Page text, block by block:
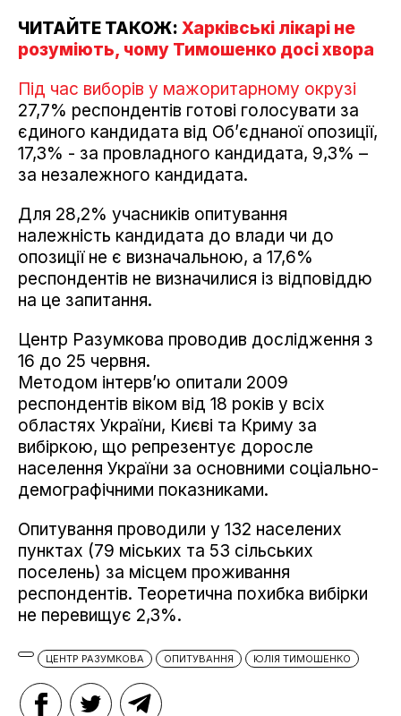
ЧИТАЙТЕ ТАКОЖ: Харківські лікарі не
розуміють, чому Тимошенко досі хвора
Під час виборів у мажоритарному окрузі
27,7% респондентів готові голосувати за
єдиного кандидата від Об’єднаної опозиції,
17,3% - за провладного кандидата, 9,3% –
за незалежного кандидата.
Для 28,2% учасників опитування
належність кандидата до влади чи до
опозиції не є визначальною, а 17,6%
респондентів не визначилися із відповіддю
на це запитання.
Центр Разумкова проводив дослідження з
16 до 25 червня.
Методом інтерв’ю опитали 2009
респондентів віком від 18 років у всіх
областях України, Києві та Криму за
вибіркою, що репрезентує доросле
населення України за основними соціально-
демографічними показниками.
Опитування проводили у 132 населених
пунктах (79 міських та 53 сільських
поселень) за місцем проживання
респондентів. Теоретична похибка вибірки
не перевищує 2,3%.
ЦЕНТР РАЗУМКОВА ОПИТУВАННЯ ЮЛІЯ ТИМОШЕНКО